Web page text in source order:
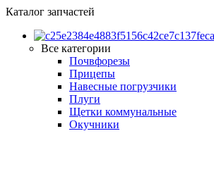
Каталог запчастей
Все категории
Почвфорезы
Прицепы
Навесные погрузчики
Плуги
Щетки коммунальные
Окучники